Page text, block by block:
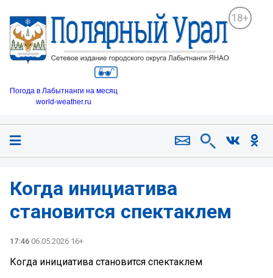
18+
Погода в Лабытнанги на месяц
world-weather.ru
Когда инициатива
становится спектаклем
17:46 06.05.2026 16+
Когда инициатива становится спектаклем